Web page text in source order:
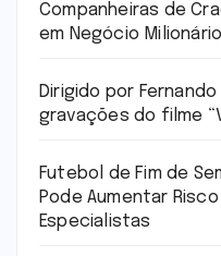
Companheiras de
em Negócio Milionário
Dirigido por
gravações do filme
Futebol de Fim de
Pode Aumentar
Especialistas